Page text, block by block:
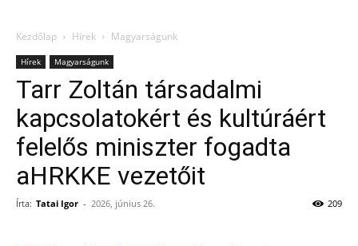
Kezdőlap Hírek Magyarságunk
Hírek Magyarságunk
Tarr Zoltán társadalmi
kapcsolatokért és kultúráért
felelős miniszter fogadta
aHRKKE vezetőit
Írta: Tatai Igor - 2026, június 26. 209